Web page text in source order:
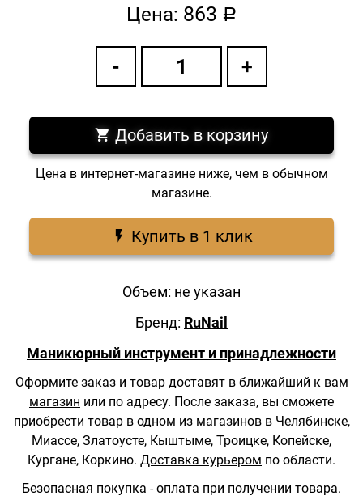
Цена: 863 a
Добавить в корзину
Цена в интернет-магазине ниже, чем в обычном
магазине.
Купить в 1 клик
Объем: не указан
Бренд: RuNail
Маникюрный инструмент и принадлежности
Оформите заказ и товар доставят в ближайший к вам
магазин или по адресу. После заказа, вы сможете
приобрести товар в одном из магазинов в Челябинске,
Миассе, Златоусте, Кыштыме, Троицке, Копейске,
Кургане, Коркино. Доставка курьером по области.
Безопасная покупка - оплата при получении товара.